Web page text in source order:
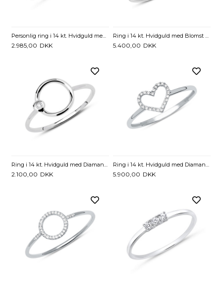
Personlig ring i 14 kt. Hvidguld med valgfri Bogstaver eller Tegn
2.985,00 DKK
Ring i 14 kt. Hvidguld med Blomst og Diamanter - 0,16 ct.
5.400,00 DKK
Ring i 14 kt. Hvidguld med Diamant - 0,01 ct.
2.100,00 DKK
Ring i 14 kt. Hvidguld med Diamantbesat Hjerte - 0,06 ct.
5.900,00 DKK